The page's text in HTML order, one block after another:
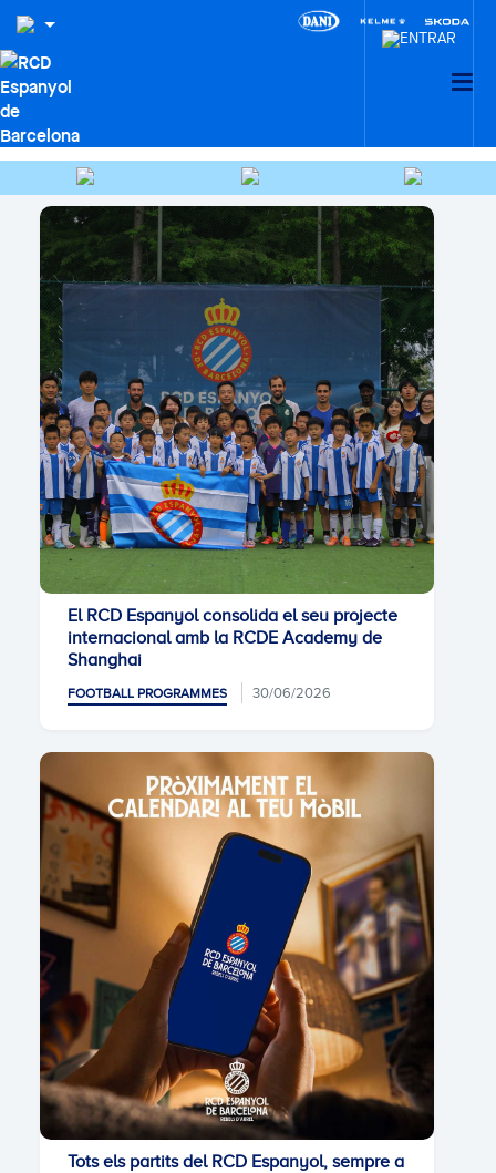
Cercar
El RCD Espanyol consolida el seu projecte
internacional amb la RCDE Academy de
Shanghai
FOOTBALL PROGRAMMES 30/06/2026
Tots els partits del RCD Espanyol, sempre a